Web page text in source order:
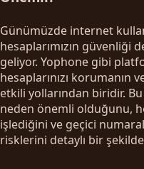
Günümüzde internet
hesaplarımızın güvenliği
geliyor. Yophone gibi
hesaplarınızı korumanın
etkili yollarından biridir. Bu
neden önemli olduğunu,
işlediğini ve geçici
risklerini detaylı bir